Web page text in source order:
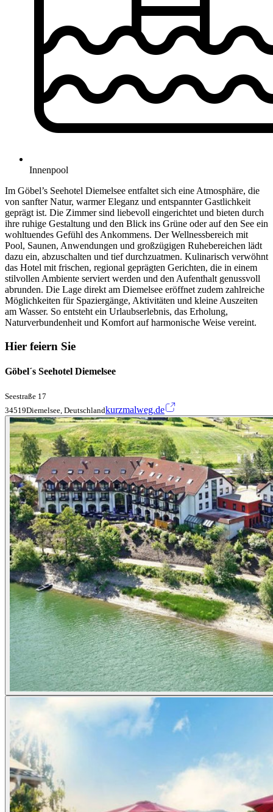
Innenpool
Im Göbel’s Seehotel Diemelsee entfaltet sich eine Atmosphäre, die
von sanfter Natur, warmer Eleganz und entspannter Gastlichkeit
geprägt ist. Die Zimmer sind liebevoll eingerichtet und bieten durch
ihre ruhige Gestaltung und den Blick ins Grüne oder auf den See ein
wohltuendes Gefühl des Ankommens. Der Wellnessbereich mit
Pool, Saunen, Anwendungen und großzügigen Ruhebereichen lädt
dazu ein, abzuschalten und tief durchzuatmen. Kulinarisch verwöhnt
das Hotel mit frischen, regional geprägten Gerichten, die in einem
stilvollen Ambiente serviert werden und den Aufenthalt genussvoll
abrunden. Die Lage direkt am Diemelsee eröffnet zudem zahlreiche
Möglichkeiten für Spaziergänge, Aktivitäten und kleine Auszeiten
am Wasser. So entsteht ein Urlaubserlebnis, das Erholung,
Naturverbundenheit und Komfort auf harmonische Weise vereint.
Hier feiern Sie
Göbel´s Seehotel Diemelsee
Seestraße 17
34519Diemelsee, Deutschlandkurzmalweg.de